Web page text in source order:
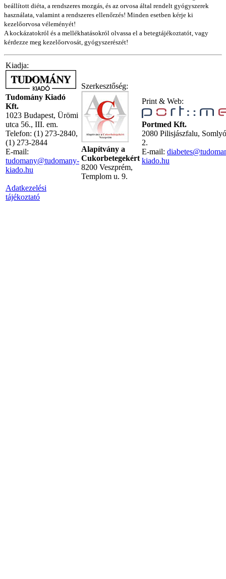
beállított diéta, a rendszeres mozgás, és az orvosa által rendelt gyógyszerek
használata, valamint a rendszeres ellenőrzés! Minden esetben kérje ki
kezelőorvosa véleményét!
A kockázatokról és a mellékhatásokról olvassa el a betegtájékoztatót, vagy
kérdezze meg kezelőorvosát, gyógyszerészét!
Kiadja:
Tudomány Kiadó
Kft.
1023 Budapest, Ürömi
utca 56., III. em.
Telefon: (1) 273-2840,
(1) 273-2844
E-mail:
tudomany@tudomany-
kiado.hu
Adatkezelési
tájékoztató
Szerkesztőség:
Alapítvány a
Cukorbetegekért
8200 Veszprém,
Templom u. 9.
Print & Web:
Portmed Kft.
2080 Pilisjászfalu,
2.
E-mail:
kiado.hu